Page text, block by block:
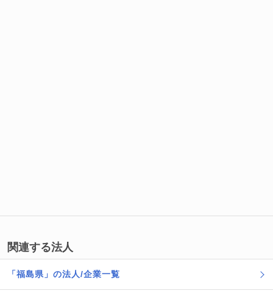
関連する法人
「福島県」の法人/企業一覧